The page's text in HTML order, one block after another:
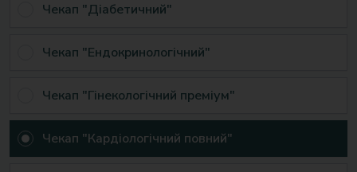
Чекап "Діабетичний"
Чекап "Ендокринологічний"
Чекап "Гінекологічний преміум"
Чекап "Кардіологічний повний"